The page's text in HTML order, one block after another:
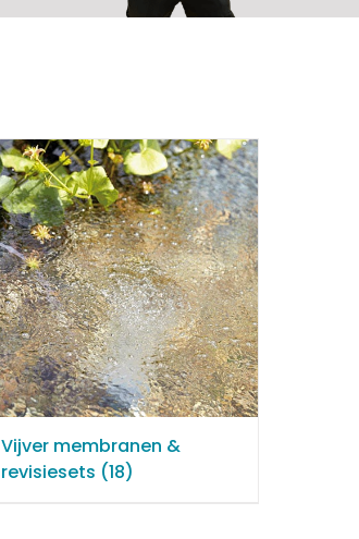
Vijver membranen &
revisiesets (18)